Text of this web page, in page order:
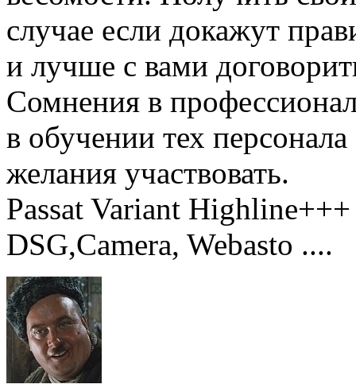
случае если докажут
и лучше с вами
Сомнения в
в обучении тех
желания участвовать.
Passat Variant
DSG,Camera, Webasto ....